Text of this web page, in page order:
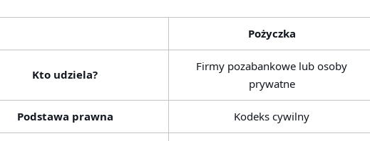
Pożyczka
Kto udziela?
Firmy pozabankowe lub osoby
prywatne
Podstawa prawna Kodeks cywilny